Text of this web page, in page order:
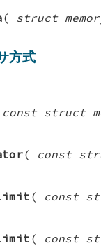
( struct
方式
const struct
( const
( const
( const